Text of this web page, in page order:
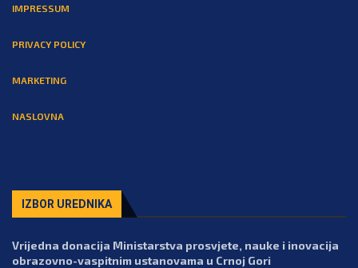
IMPRESSUM
PRIVACY POLICY
MARKETING
NASLOVNA
IZBOR UREDNIKA
Vrijedna donacija Ministarstva prosvjete, nauke i inovacija
obrazovno-vaspitnim ustanovama u Crnoj Gori